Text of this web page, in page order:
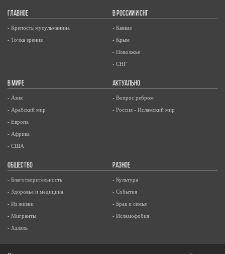
ГЛАВНОЕ
- Крепость мусульманина
- Точка зрения
В РОССИИ И СНГ
- Кавказ
- Крым
- Поволжье
- СНГ
В МИРЕ
- Азия
- Арабский мир
- Европа
- Африка
- США
АКТУАЛЬНО
- Вопрос ребром
- Россия - Исламский мир
ОБЩЕСТВО
- Благотворительность
- Здоровье и медицина
- Из жизни
- Мигранты
- Халяль
РАЗНОЕ
- Культура
- События
- Брак и семья
- Исламофобия